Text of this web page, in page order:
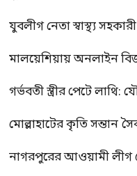
যুবলীগ নেতা স্বাস্থ্য
মালয়েশিয়ায় অনলাইন
গর্ভবতী স্ত্রীর পেটে
মোল্লাহাটের কৃতি সন্তান
নাগরপুরের আওয়ামী লীগ